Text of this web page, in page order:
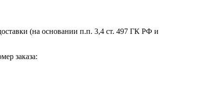
(на основании п.п. 3,4 ст. 497 ГК РФ и
заказа: